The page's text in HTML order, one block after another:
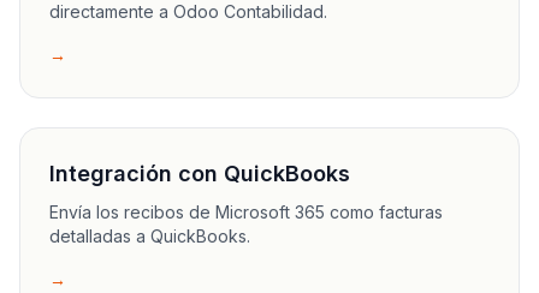
directamente a Odoo Contabilidad.
→
Integración con QuickBooks
Envía los recibos de Microsoft 365 como facturas
detalladas a QuickBooks.
→